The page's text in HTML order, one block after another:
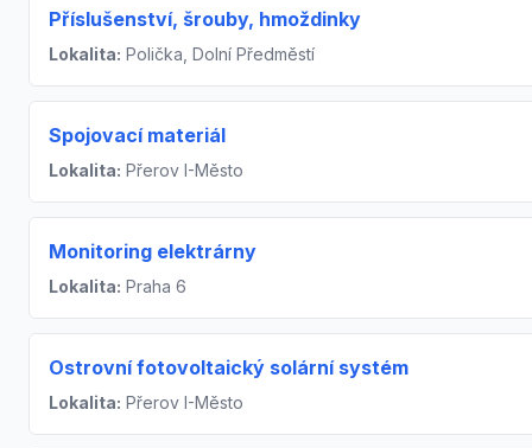
Příslušenství, šrouby, hmoždinky
Lokalita: Polička, Dolní Předměstí
Spojovací materiál
Lokalita: Přerov I-Město
Monitoring elektrárny
Lokalita: Praha 6
Ostrovní fotovoltaický solární systém
Lokalita: Přerov I-Město